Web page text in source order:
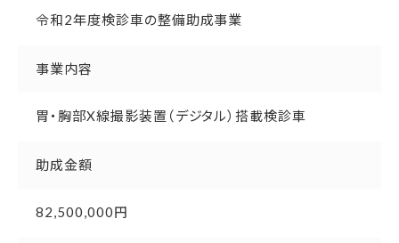
令和2年度検診車の整備助成事業
事業内容
胃・胸部X線撮影装置（デジタル）搭載検診車
助成金額
82,500,000円